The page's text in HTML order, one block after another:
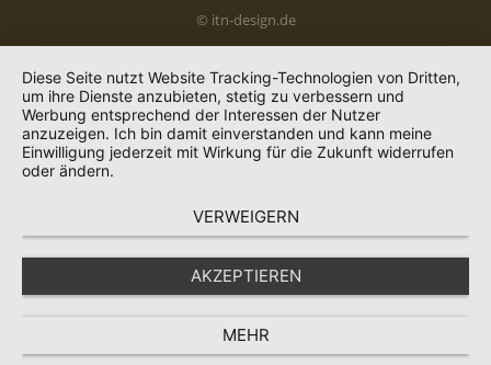
© itn-design.de
Diese Seite nutzt Website Tracking-Technologien von Dritten,
um ihre Dienste anzubieten, stetig zu verbessern und
Werbung entsprechend der Interessen der Nutzer
anzuzeigen. Ich bin damit einverstanden und kann meine
Einwilligung jederzeit mit Wirkung für die Zukunft widerrufen
oder ändern.
VERWEIGERN
AKZEPTIEREN
MEHR